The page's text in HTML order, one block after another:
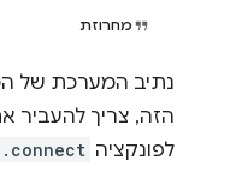
מחרוזת
נתיב המערכת של
הזה, צריך להעביר
לפונקציה